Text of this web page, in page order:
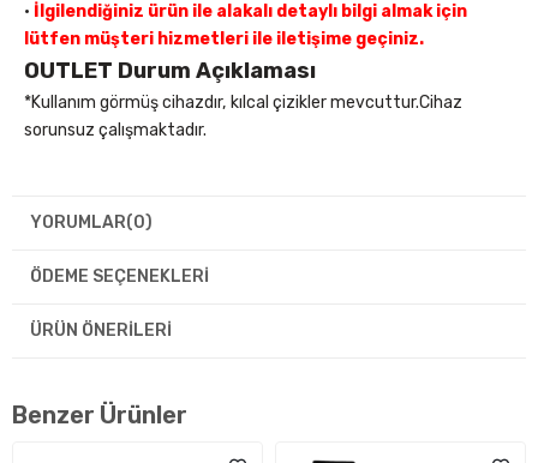
• İlgilendiğiniz ürün ile alakalı detaylı bilgi almak için
lütfen müşteri hizmetleri ile iletişime geçiniz.
OUTLET Durum Açıklaması
*Kullanım görmüş cihazdır, kılcal çizikler mevcuttur.Cihaz
sorunsuz çalışmaktadır.
YORUMLAR(0)
ÖDEME SEÇENEKLERI
ÜRÜN ÖNERILERI
Benzer Ürünler